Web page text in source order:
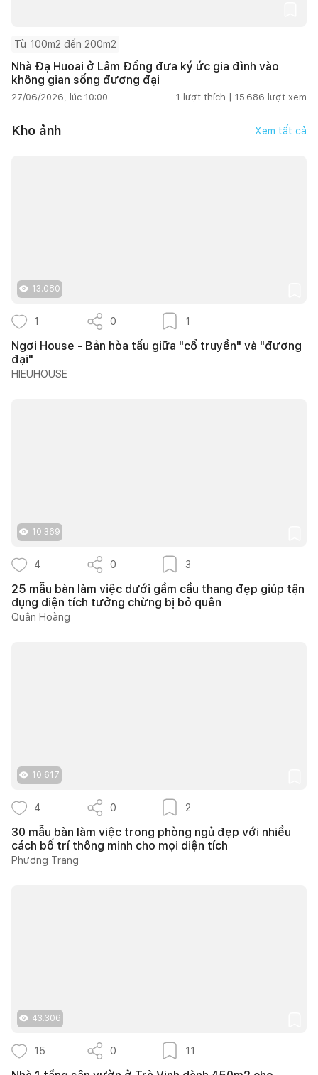
Từ 100m2 đến 200m2
Nhà Đạ Huoai ở Lâm Đồng đưa ký ức gia đình vào
không gian sống đương đại
27/06/2026, lúc 10:00 1 lượt thích | 15.686 lượt xem
Kho ảnh Xem tất cả
13.080
1 0 1
Ngơi House - Bản hòa tấu giữa "cổ truyền" và "đương
đại"
HIEUHOUSE
10.369
4 0 3
25 mẫu bàn làm việc dưới gầm cầu thang đẹp giúp tận
dụng diện tích tưởng chừng bị bỏ quên
Quân Hoàng
10.617
4 0 2
30 mẫu bàn làm việc trong phòng ngủ đẹp với nhiều
cách bố trí thông minh cho mọi diện tích
Phương Trang
43.306
15 0 11